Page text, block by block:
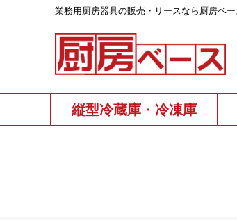
業務⽤厨房器具の販売・リースなら厨房ベー
縦型冷蔵庫 ・ 冷凍庫